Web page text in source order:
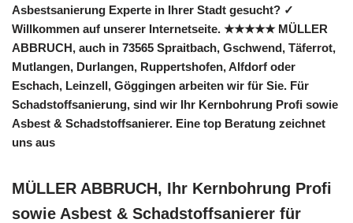
Asbestsanierung Experte in Ihrer Stadt gesucht? ✓
Willkommen auf unserer Internetseite. ★★★★★ MÜLLER
ABBRUCH, auch in 73565 Spraitbach, Gschwend, Täferrot,
Mutlangen, Durlangen, Ruppertshofen, Alfdorf oder
Eschach, Leinzell, Göggingen arbeiten wir für Sie. Für
Schadstoffsanierung, sind wir Ihr Kernbohrung Profi sowie
Asbest & Schadstoffsanierer. Eine top Beratung zeichnet
uns aus
MÜLLER ABBRUCH, Ihr Kernbohrung Profi
sowie Asbest & Schadstoffsanierer für